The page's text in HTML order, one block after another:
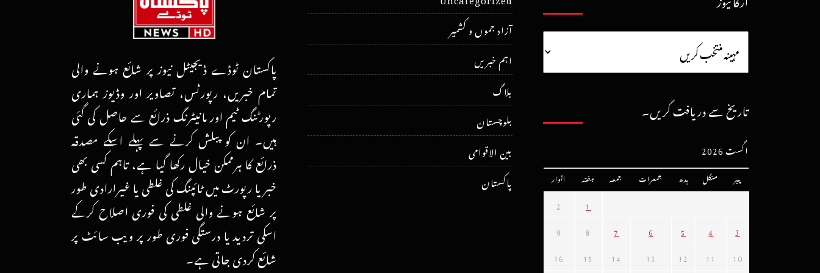
پاکستان ٹوڈے ڈیجیٹل نیوز پر شائع ہونے والی
تمام خبریں، رپورٹس، تصاویر اور وڈیوز ہماری
رپورٹنگ ٹیم اور مانیٹرنگ ذرائع سے حاصل کی گئی
ہیں۔ ان کو پبلش کرنے سے پہلے اسکے مصدقہ
ذرائع کا ہرممکن خیال رکھا گیا ہے، تاہم کسی بھی
خبر یا رپورٹ میں ٹائپنگ کی غلطی یا غیرارادی طور
پر شائع ہونے والی غلطی کی فوری اصلاح کرکے
اسکی تردید یا درستگی فوری طور پر ویب سائٹ پر
شائع کردی جاتی ہے۔
آزاد جموں و کشمیر
اہم خبریں
بلاگ
بلوچستان
بین الاقوامی
پاکستان
تاریخ سے دریافت کریں۔
اگست 2026
پیر منگل بدھ جمعرات جمعہ ہفتہ اتوار
1
2
3
4
5
6
7
8
9
10
11
12
13
14
15
16